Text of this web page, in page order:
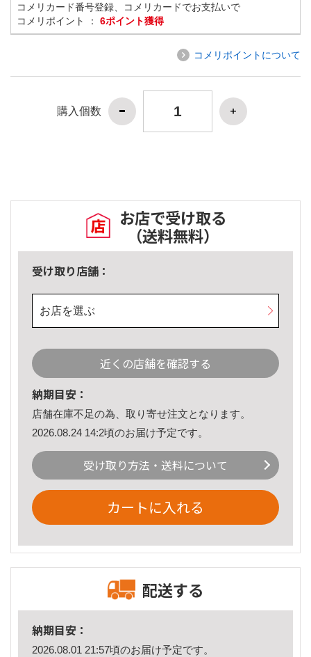
コメリカード番号登録、コメリカードでお支払いで
コメリポイント ： 6ポイント獲得
コメリポイントについて
購入個数
お店で受け取る
（送料無料）
受け取り店舗：
お店を選ぶ
近くの店舗を確認する
納期目安：
店舗在庫不足の為、取り寄せ注文となります。
2026.08.24 14:2頃のお届け予定です。
受け取り方法・送料について
カートに入れる
配送する
納期目安：
2026.08.01 21:57頃のお届け予定です。